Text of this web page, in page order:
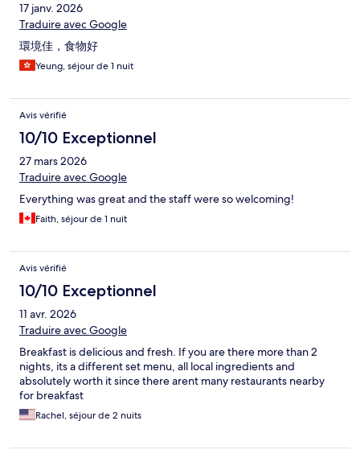
17 janv. 2026
Traduire avec Google
環境佳，食物好
Yeung, séjour de 1 nuit
Avis vérifié
10/10 Exceptionnel
27 mars 2026
Traduire avec Google
Everything was great and the staff were so welcoming!
Faith, séjour de 1 nuit
Avis vérifié
10/10 Exceptionnel
11 avr. 2026
Traduire avec Google
Breakfast is delicious and fresh. If you are there more than 2
nights, its a different set menu, all local ingredients and
absolutely worth it since there arent many restaurants nearby
for breakfast
Rachel, séjour de 2 nuits